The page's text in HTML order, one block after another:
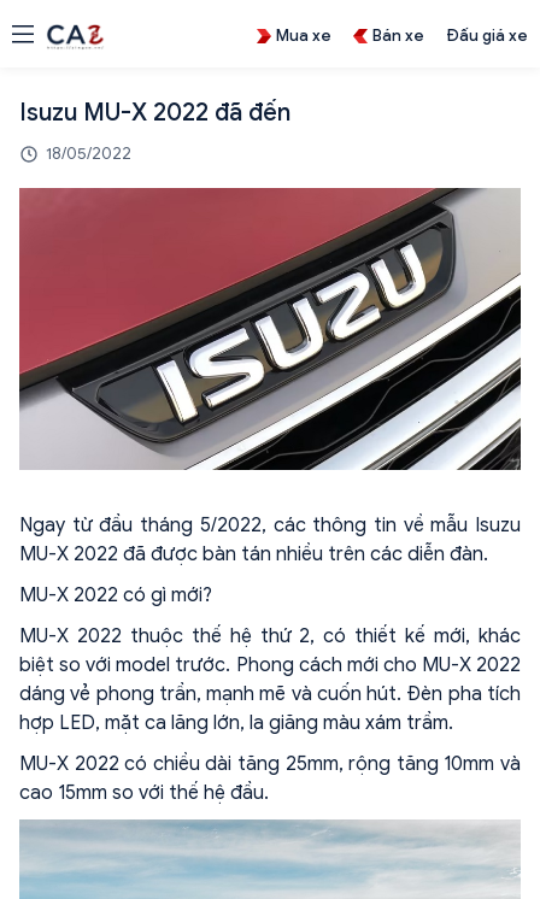
Mua xe Bán xe Đấu giá xe
Isuzu MU-X 2022 đã đến
18/05/2022
Ngay từ đầu tháng 5/2022, các thông tin về mẫu Isuzu
MU-X 2022 đã được bàn tán nhiều trên các diễn đàn.
MU-X 2022 có gì mới?
MU-X 2022 thuộc thế hệ thứ 2, có thiết kế mới, khác
biệt so với model trước. Phong cách mới cho MU-X 2022
dáng vẻ phong trần, mạnh mẽ và cuốn hút. Đèn pha tích
hợp LED, mặt ca lăng lớn, la giăng màu xám trầm.
MU-X 2022 có chiều dài tăng 25mm, rộng tăng 10mm và
cao 15mm so với thế hệ đầu.